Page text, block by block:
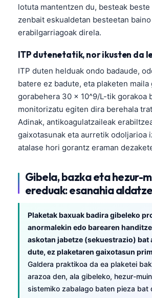
lotuta mantentzen du, besteak
zenbait eskualdetan besteetan baino
erabilgarriagoak direla.
ITP dutenetatik, nor ikusten da
ITP duten helduak ondo badaude,
batere ez badute, eta plaketen maila
gorabehera 30 × 10^9/L-tik gorakoa
monitorizatu egiten dira berehala
Adinak, antikoagulatzaileak
gaixotasunak eta aurretik odoljarioa
atalase hori gorantz eraman
Gibela, bazka eta hezur-
ereduak: esanahia
Plaketak baxuak badira gibeleko
anormalekin edo barearen
askotan jabetze (sekuestrazio) bat
dute, ez plaketaren gaixotasun
Galdera praktikoa da ea plaketei
arazoa den, ala gibeleko, hezur-
sistemiko zabalago baten pieza bat
Հայերեն
Íslenska
Српски језик
Svenska
Bosanski
Azərbaycan dili
Eesti
Čeština
ქართული
Русский
Lietuvių kalba
Polski
한국어
Shqip